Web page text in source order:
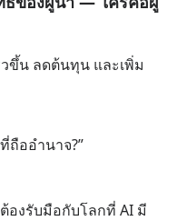
ขึ้น ลดต้นทุน และเพิ่ม
ถืออำนาจ?”
องรับมือกับโลกที่ AI มี